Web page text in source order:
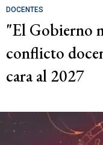
DOCENTES
"El Gobierno
conflicto
cara al 2027